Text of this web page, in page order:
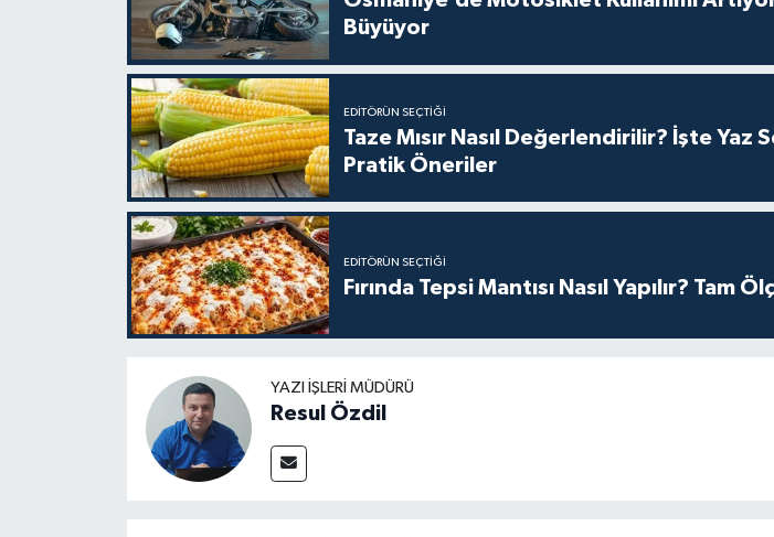
Büyüyor
EDITÖRÜN SEÇTIĞI
Taze Mısır Nasıl Değerlendirilir? İşte Yaz
Pratik Öneriler
EDITÖRÜN SEÇTIĞI
Fırında Tepsi Mantısı Nasıl Yapılır? Tam
YAZI İŞLERI MÜDÜRÜ
Resul Özdil